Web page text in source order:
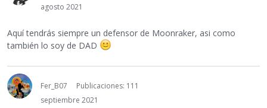
agosto 2021
Aquí tendrás siempre un defensor de Moonraker, asi como
también lo soy de DAD
Fer_B07
Publicaciones: 111
septiembre 2021